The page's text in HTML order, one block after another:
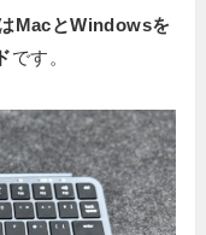
MacとWindowsを
です。